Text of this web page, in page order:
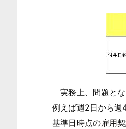
得
し
た
実務上、問題とな
例えば週2日から週
基準日時点の雇用